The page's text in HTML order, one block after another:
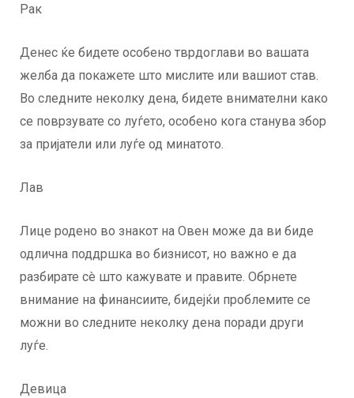
Рак
Денес ќе бидете особено тврдоглави во вашата
желба да покажете што мислите или вашиот став.
Во следните неколку дена, бидете внимателни како
се поврзувате со луѓето, особено кога станува збор
за пријатели или луѓе од минатото.
Лав
Лице родено во знакот на Овен може да ви биде
одлична поддршка во бизнисот, но важно е да
разбирате сè што кажувате и правите. Обрнете
внимание на финансиите, бидејќи проблемите се
можни во следните неколку дена поради други
луѓе.
Девица